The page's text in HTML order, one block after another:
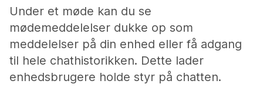
Under et møde kan du se
mødemeddelelser dukke op som
meddelelser på din enhed eller få adgang
til hele chathistorikken. Dette lader
enhedsbrugere holde styr på chatten.